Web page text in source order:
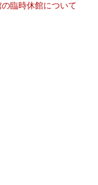
臨時休館について